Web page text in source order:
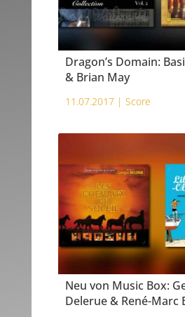
Dragon’s Domain:
& Brian May
11.07.2017 | Score
Neu von Music Box:
Delerue & René-Marc